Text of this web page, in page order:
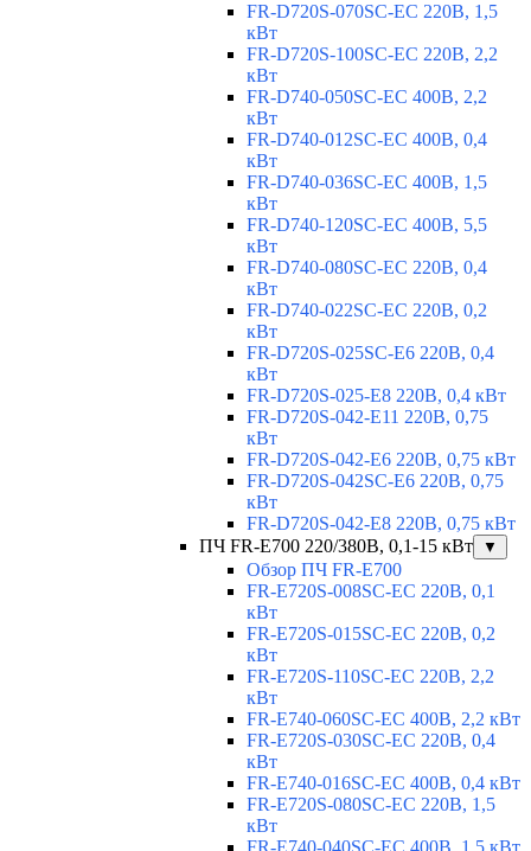
FR-D720S-070SC-EC 220В, 1,5
кВт
FR-D720S-100SC-EC 220В, 2,2
кВт
FR-D740-050SC-EC 400В, 2,2
кВт
FR-D740-012SC-EC 400В, 0,4
кВт
FR-D740-036SC-EC 400В, 1,5
кВт
FR-D740-120SC-EC 400В, 5,5
кВт
FR-D740-080SC-EC 220В, 0,4
кВт
FR-D740-022SC-EC 220В, 0,2
кВт
FR-D720S-025SC-E6 220В, 0,4
кВт
FR-D720S-025-E8 220В, 0,4 кВт
FR-D720S-042-E11 220В, 0,75
кВт
FR-D720S-042-E6 220В, 0,75 кВт
FR-D720S-042SC-E6 220В, 0,75
кВт
FR-D720S-042-E8 220В, 0,75 кВт
ПЧ FR-E700 220/380В, 0,1-15 кВт
▼
Обзор ПЧ FR-E700
FR-E720S-008SC-EC 220В, 0,1
кВт
FR-E720S-015SC-EC 220В, 0,2
кВт
FR-E720S-110SC-EC 220В, 2,2
кВт
FR-E740-060SC-EC 400В, 2,2 кВт
FR-E720S-030SC-EC 220В, 0,4
кВт
FR-E740-016SC-EC 400В, 0,4 кВт
FR-E720S-080SC-EC 220В, 1,5
кВт